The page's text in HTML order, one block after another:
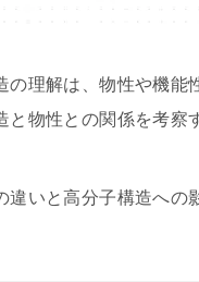
の理解は、物性や機
物性との関係を考察
いと高分子構造への